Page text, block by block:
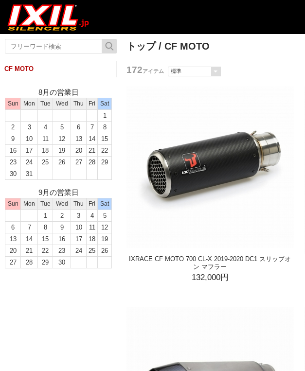
CF MOTO
8月の営業日
Sun Mon Tue Wed Thu Fri Sat
1
2
3 4 5 6 7
8
9
10 11 12 13 14
15
16
17 18 19 20 21
22
23
24 25 26 27 28
29
30
31
9月の営業日
Sun Mon Tue Wed Thu Fri Sat
1 2 3 4
5
6
7 8 9 10 11
12
13
14 15 16 17 18
19
20
21 22 23 24 25
26
27
28 29 30
トップ/ CF MOTO
172アイテム
IXRACE CF MOTO 700 CL-X 2019-2020 DC1 スリップオ
ン マフラー
132,000円